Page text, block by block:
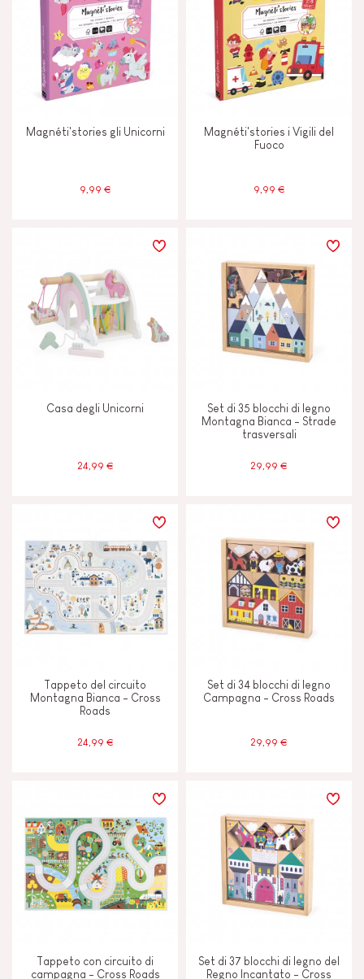
Magnéti'stories gli Unicorni
9,99 €
Magnéti'stories i Vigili del
Fuoco
9,99 €
Casa degli Unicorni
24,99 €
Set di 35 blocchi di legno
Montagna Bianca - Strade
trasversali
29,99 €
Tappeto del circuito
Montagna Bianca - Cross
Roads
24,99 €
Set di 34 blocchi di legno
Campagna - Cross Roads
29,99 €
Tappeto con circuito di
campagna - Cross Roads
Set di 37 blocchi di legno del
Regno Incantato - Cross